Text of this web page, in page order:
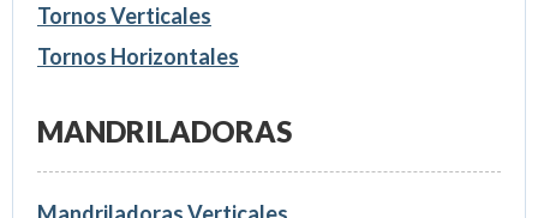
Tornos Verticales
Tornos Horizontales
MANDRILADORAS